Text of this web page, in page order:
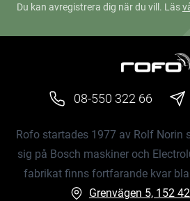
Du kan avregistrera dig när du vill. Läs
08-550 322 66
Rofo startades 1977 av Rolf Norin
sig på Bosch maskiner och
fabrikat finns fortfarande kvar
Grenvägen 5, 152